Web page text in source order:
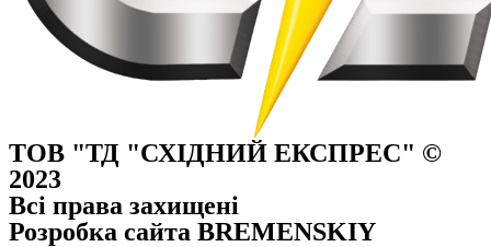
ТОВ "ТД "СХІДНИЙ ЕКСПРЕС" ©
2023
Всі права захищені
Розробка сайта BREMENSKIY